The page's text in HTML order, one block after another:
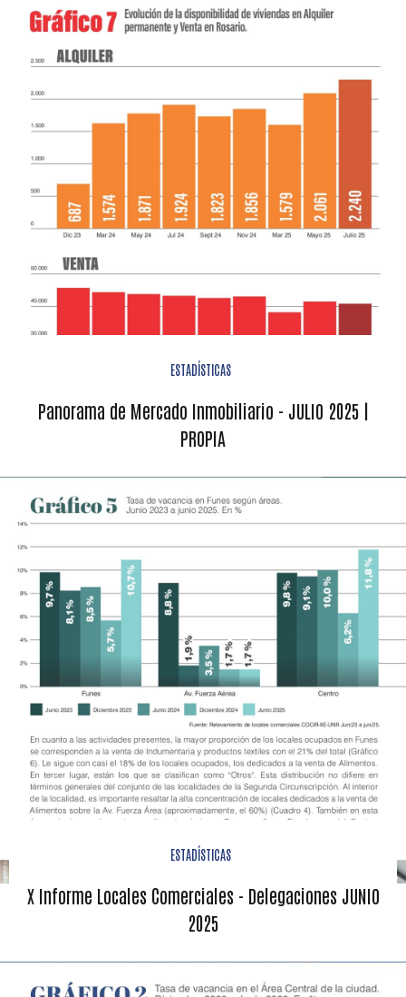
ESTADÍSTICAS
Panorama de Mercado Inmobiliario - JULIO 2025 |
PROPIA
ESTADÍSTICAS
X Informe Locales Comerciales - Delegaciones JUNIO
2025